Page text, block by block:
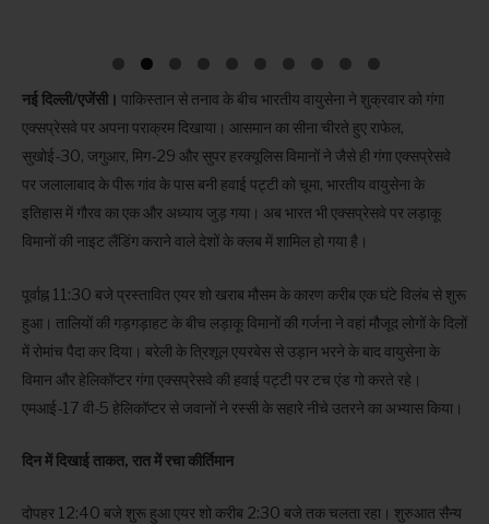
नई दिल्ली/एजेंसी। पाकिस्तान से तनाव के बीच भारतीय वायुसेना ने शुक्रवार को गंगा
एक्सप्रेसवे पर अपना पराक्रम दिखाया। आसमान का सीना चीरते हुए राफेल,
सुखोई-30, जगुआर, मिग-29 और सुपर हरक्यूलिस विमानों ने जैसे ही गंगा एक्सप्रेसवे
पर जलालाबाद के पीरू गांव के पास बनी हवाई पट्टी को चूमा, भारतीय वायुसेना के
इतिहास में गौरव का एक और अध्याय जुड़ गया। अब भारत भी एक्सप्रेसवे पर लड़ाकू
विमानों की नाइट लैंडिंग कराने वाले देशों के क्लब में शामिल हो गया है।
पूर्वाह्न 11:30 बजे प्रस्तावित एयर शो खराब मौसम के कारण करीब एक घंटे विलंब से शुरू
हुआ। तालियों की गड़गड़ाहट के बीच लड़ाकू विमानों की गर्जना ने वहां मौजूद लोगों के दिलों
में रोमांच पैदा कर दिया। बरेली के त्रिशूल एयरबेस से उड़ान भरने के बाद वायुसेना के
विमान और हेलिकॉप्टर गंगा एक्सप्रेसवे की हवाई पट्टी पर टच एंड गो करते रहे।
एमआई-17 वी-5 हेलिकॉप्टर से जवानों ने रस्सी के सहारे नीचे उतरने का अभ्यास किया।
दिन में दिखाई ताकत, रात में रचा कीर्तिमान
दोपहर 12:40 बजे शुरू हुआ एयर शो करीब 2:30 बजे तक चलता रहा। शुरुआत सैन्य